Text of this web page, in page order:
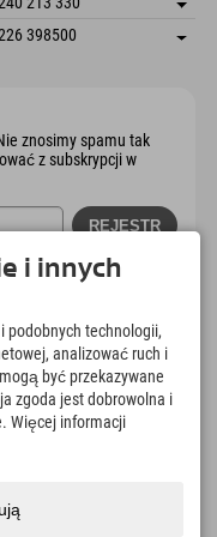
o przyjeździe
adres
398500
znosimy spamu tak
z subskrypcji w
i innych
podobnych technologii,
analizować ruch i
być przekazywane
zgoda jest dobrowolna i
Więcej informacji